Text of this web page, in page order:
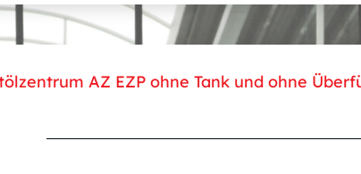
und Märkte
wir sind
Gruppe AZ EZP ohne Tank und ohne